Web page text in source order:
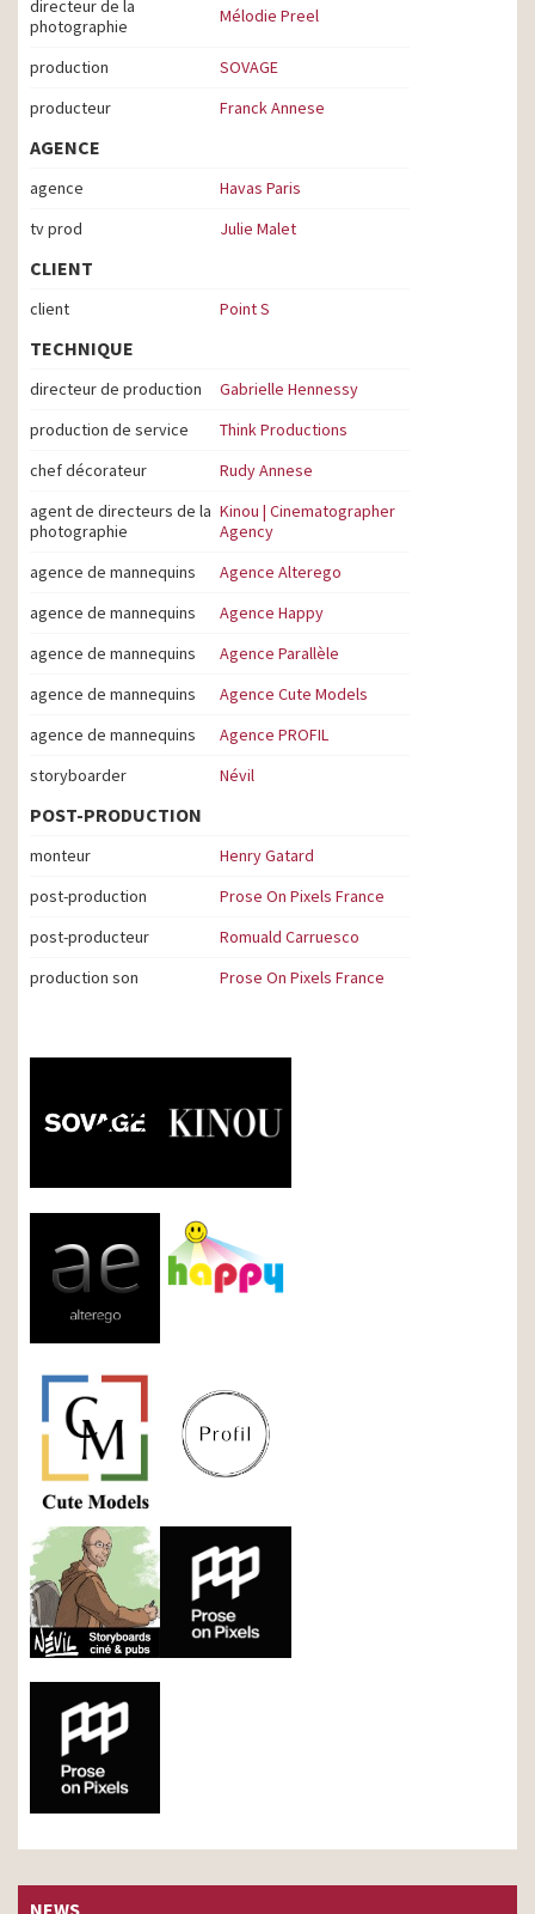
directeur de la
photographie
Mélodie Preel
production
SOVAGE
producteur
Franck Annese
AGENCE
agence
Havas Paris
tv prod
Julie Malet
CLIENT
client Point S
TECHNIQUE
directeur de production
Gabrielle Hennessy
production de service
Think Productions
chef décorateur
Rudy Annese
agent de directeurs de la
photographie
Kinou | Cinematographer
Agency
agence de mannequins
Agence Alterego
agence de mannequins
Agence Happy
agence de mannequins
Agence Parallèle
agence de mannequins
Agence Cute Models
agence de mannequins
Agence PROFIL
storyboarder
Névil
POST-PRODUCTION
monteur
Henry Gatard
post-production
Prose On Pixels France
post-producteur
Romuald Carruesco
production son
Prose On Pixels France